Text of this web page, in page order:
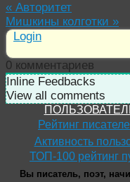
« Авторитет
Мишкины колготки »
Login
0 комментариев
Inline Feedbacks
View all comments
Рейтинг
Активность
ТОП-100 рейтинг
Вы писатель, поэт,